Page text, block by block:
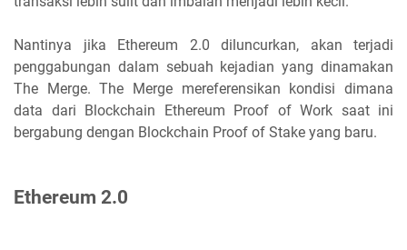
Nantinya jika Ethereum 2.0 diluncurkan, akan terjadi
penggabungan dalam sebuah kejadian yang dinamakan
The Merge. The Merge mereferensikan kondisi dimana
data dari Blockchain Ethereum Proof of Work saat ini
bergabung dengan Blockchain Proof of Stake yang baru.
Ethereum 2.0